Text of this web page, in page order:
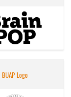
BUAP Logo